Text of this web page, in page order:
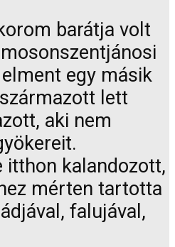
barátja volt
egy másik
lett
aki nem
itthon kalandozott,
mérten tartotta
falujával,